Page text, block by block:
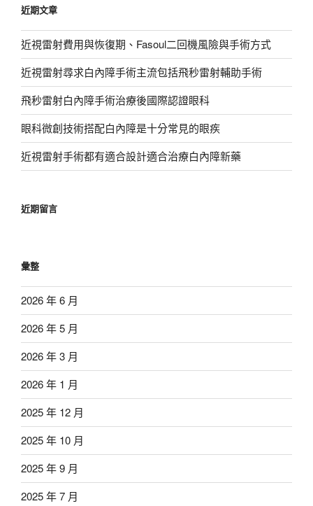
字:
近期文章
近視雷射費用與恢復期、Fasoul二回機風險與手術方式
近視雷射尋求白內障手術主流包括飛秒雷射輔助手術
飛秒雷射白內障手術治療後國際認證眼科
眼科微創技術搭配白內障是十分常見的眼疾
近視雷射手術都有適合設計適合治療白內障新藥
近期留言
彙整
2026 年 6 月
2026 年 5 月
2026 年 3 月
2026 年 1 月
2025 年 12 月
2025 年 10 月
2025 年 9 月
2025 年 7 月